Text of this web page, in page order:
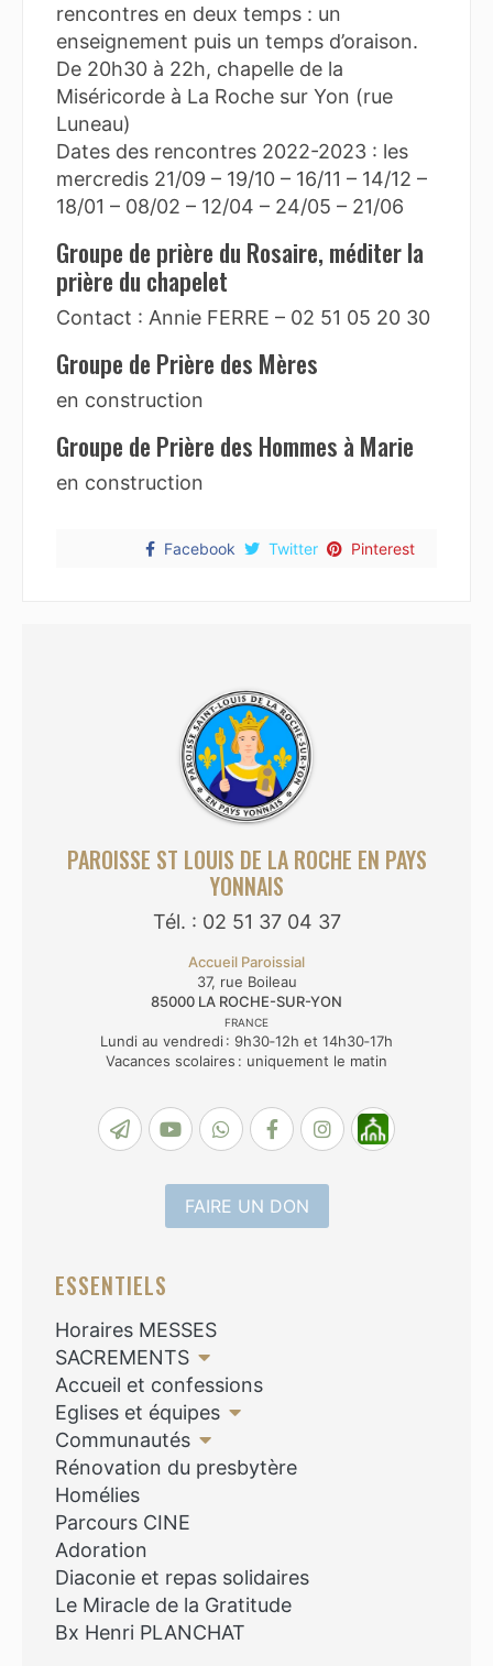
PAROISSE ST LOUIS DE LA ROCHE EN PAYS
YONNAIS
Tél. : 02 51 37 04 37
Accueil Paroissial
37, rue Boileau
85000 LA ROCHE-SUR-YON
FRANCE
Lundi au vendredi : 9h30‑12h et 14h30‑17h
Vacances scolaires : uniquement le matin
FAIRE UN DON
ESSENTIELS
Horaires MESSES
SACREMENTS
Accueil et confessions
Eglises et équipes
Communautés
Rénovation du presbytère
Homélies
Parcours CINE
Adoration
Diaconie et repas solidaires
Le Miracle de la Gratitude
Bx Henri PLANCHAT
rencontres en deux temps : un
enseignement puis un temps d’oraison.
De 20h30 à 22h, chapelle de la
Miséricorde à La Roche sur Yon (rue
Luneau)
Dates des rencontres 2022-2023 : les
mercredis 21/09 – 19/10 – 16/11 – 14/12 –
18/01 – 08/02 – 12/04 – 24/05 – 21/06
Groupe de prière du Rosaire, méditer la
prière du chapelet
Contact : Annie FERRE – 02 51 05 20 30
Groupe de Prière des Mères
en construction
Groupe de Prière des Hommes à Marie
en construction
Facebook Twitter Pinterest